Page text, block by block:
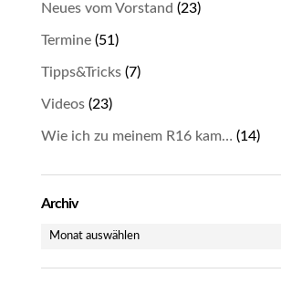
Neues vom Vorstand (23)
Termine(51)
Tipps&Tricks(7)
Videos(23)
Wie ich zu meinem R16 kam… (14)
Archiv
Archiv